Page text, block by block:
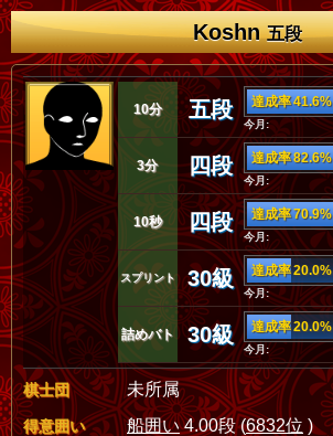
Koshn五段
10分 五段 達成率 41.6%
今月:
3分 四段 達成率 82.6%
今月:
10秒 四段 達成率 70.9%
今月:
スプリント 30級 達成率 20.0%
今月:
詰めバト 30級 達成率 20.0%
今月:
棋士団 未所属
得意囲い 船囲い4.00段 (6832位 )